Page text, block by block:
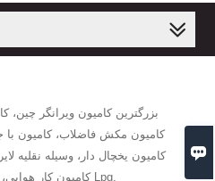

بزرگترین کامیون ویرانگر
کامیون مکش فاضلاب، کامیون با
کامیون یخچال دار، وسیله نقلیه
کامیون کار هوایی، کامیون میکسر بتن و سازنده تانکر Lpg.